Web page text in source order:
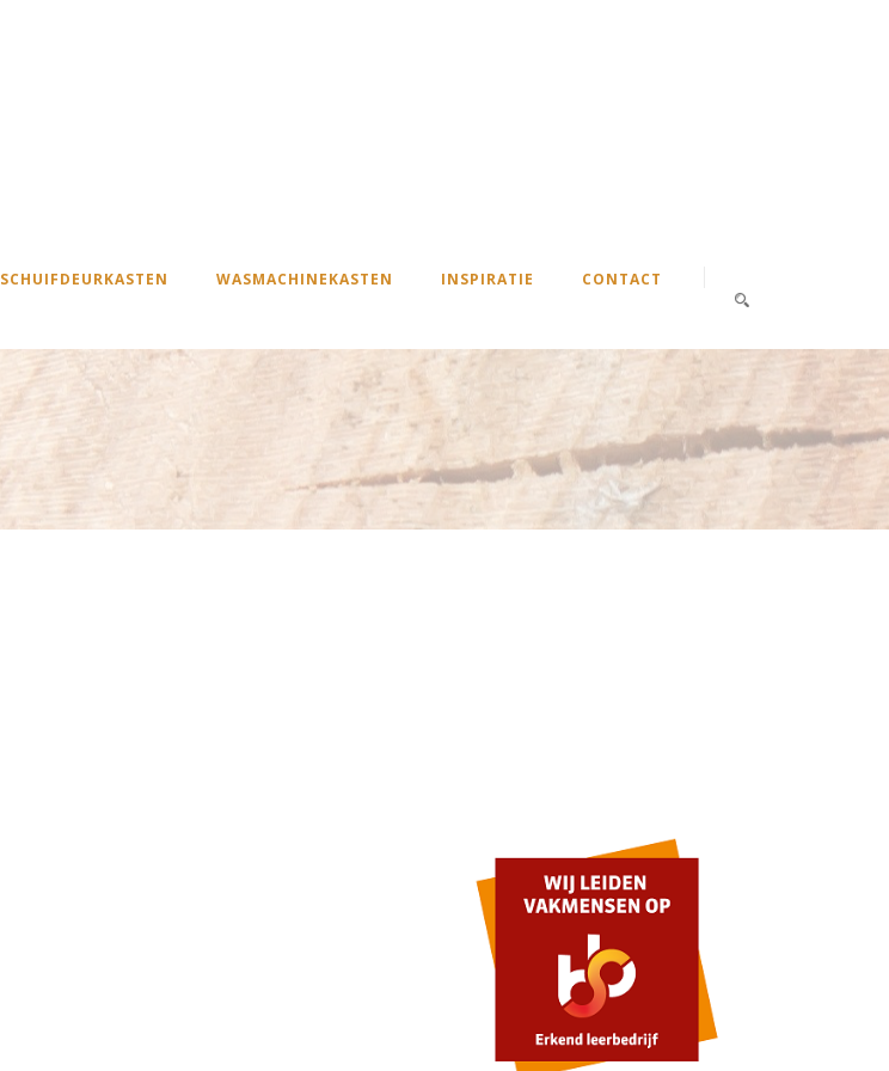
SCHUIFDEURKASTEN WASMACHINEKASTEN INSPIRATIE CONTACT